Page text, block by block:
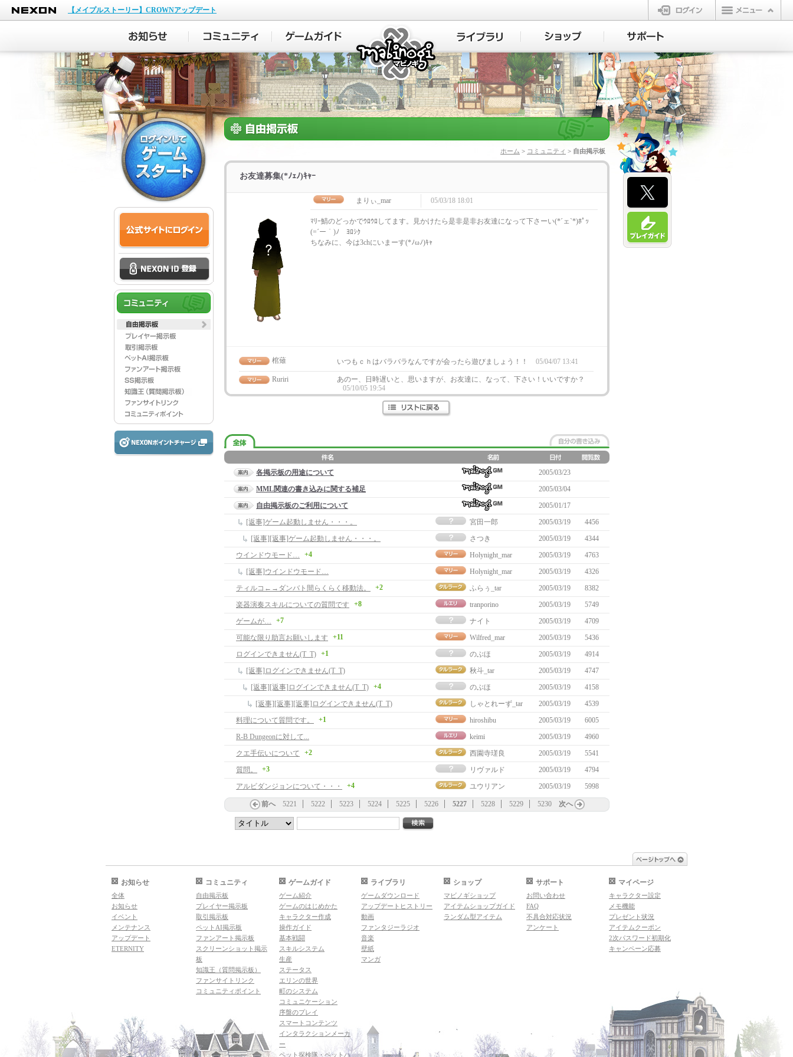
NEXON
【メイプルストーリー】CROWNアップデート
ログイン
マビノギ
ホーム > コミュニティ > 自由掲示板
お友達募集(*ﾉｪﾉ)ｷｬｰ
まりぃ_mar 05/03/18 18:01
ﾏﾘｰ鯖のどっかでｳﾛｳﾛしてます。見かけたら是非是非お友達になって下さーい(*´ェ`*)ﾎﾟｯ
(=´ー｀)ﾉ ﾖﾛｼｸ
ちなみに、今は3chにいまーす(*ﾉωﾉ)ｷｬ
棺薙 いつもｃｈはバラバラなんですが会ったら遊びましょう！！ 05/04/07 13:41
Ruriri
あのー、日時遅いと、思いますが、お友達に、なって、下さい！いいですか？
05/10/05 19:54
各掲示板の用途について
2005/03/23
MML関連の書き込みに関する補足
2005/03/04
自由掲示板のご利用について
2005/01/17
[返事]ゲーム起動しません・・・。
宮田一郎 2005/03/19
4456
[返事][返事]ゲーム起動しません・・・。
さつき 2005/03/19
4344
ウインドウモード…
+4 Holynight_mar 2005/03/19
4763
[返事]ウインドウモード…
Holynight_mar 2005/03/19
4326
ティルコ←→ダンバト間らくらく移動法。
+2 ふらぅ_tar 2005/03/19
8382
楽器演奏スキルについての質問です
+8 tranporino 2005/03/19
5749
ゲームが…
+7 ナイト 2005/03/19
4709
可能な限り助言お願いします
+11 Wilfred_mar 2005/03/19
5436
ログインできません(T_T) +1 のぶほ 2005/03/19
4914
[返事]ログインできません(T_T)
秋斗_tar 2005/03/19
4747
[返事][返事]ログインできません(T_T) +4 のぶほ 2005/03/19
4158
[返事][返事][返事]ログインできません(T_T)
しゃとれーず_tar 2005/03/19
4539
料理について質問です。
+1 hiroshibu 2005/03/19
6005
R-B Dungeonに対して...
keimi 2005/03/19
4960
クエ手伝いについて
+2 西園寺瑳良 2005/03/19
5541
質問。
+3 リヴァルド 2005/03/19
4794
アルビダンジョンについて・・・
+4 ユウリアン 2005/03/19 5998
前へ 5221 5222 5223 5224 5225 5226 5227 5228 5229 5230 次へ
お知らせ
全体
お知らせ
イベント
メンテナンス
アップデート
ETERNITY
コミュニティ
自由掲示板
プレイヤー掲示板
取引掲示板
ペットAI掲示板
ファンアート掲示板
スクリーンショット掲示
板
知識王（質問掲示板）
ファンサイトリンク
コミュニティポイント
ゲームガイド
ゲーム紹介
ゲームのはじめかた
キャラクター作成
操作ガイド
基本戦闘
スキルシステム
生産
ステータス
エリンの世界
町のシステム
コミュニケーション
序盤のプレイ
スマートコンテンツ
インタラクションメーカ
ー
ペット探検隊・ペットハ
ライブラリ
ゲームダウンロード
アップデートヒストリー
動画
ファンタジーラジオ
音楽
壁紙
マンガ
ショップ
マビノギショップ
アイテムショップガイド
ランダム型アイテム
サポート
お問い合わせ
FAQ
不具合対応状況
アンケート
マイページ
キャラクター設定
メモ機能
プレゼント状況
アイテムクーポン
2次パスワード初期化
キャンペーン応募